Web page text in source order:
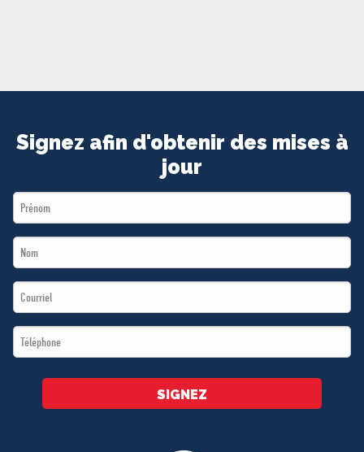
BOUTIQUE
Signez afin d'obtenir des mises à
jour
First
Name
Last
Name
Email
*
Téléphone
*
SIGNEZ